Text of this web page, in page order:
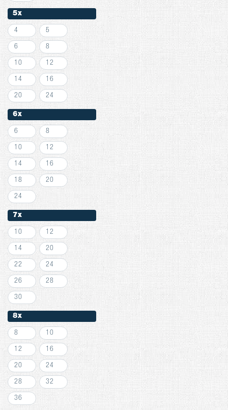
5x
4 5
6 8
10 12
14 16
20 24
6x
6 8
10 12
14 16
18 20
24
7x
10 12
14 20
22 24
26 28
30
8x
8 10
12 16
20 24
28 32
36